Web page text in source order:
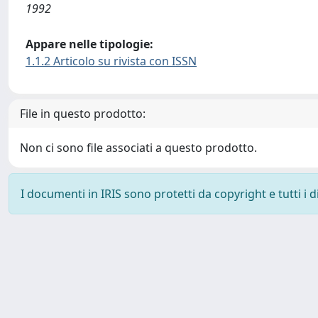
1992
Appare nelle tipologie:
1.1.2 Articolo su rivista con ISSN
File in questo prodotto:
Non ci sono file associati a questo prodotto.
I documenti in IRIS sono protetti da copyright e tutti i